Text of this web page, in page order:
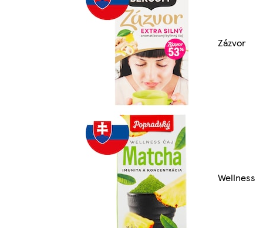
Zázvor
Wellness